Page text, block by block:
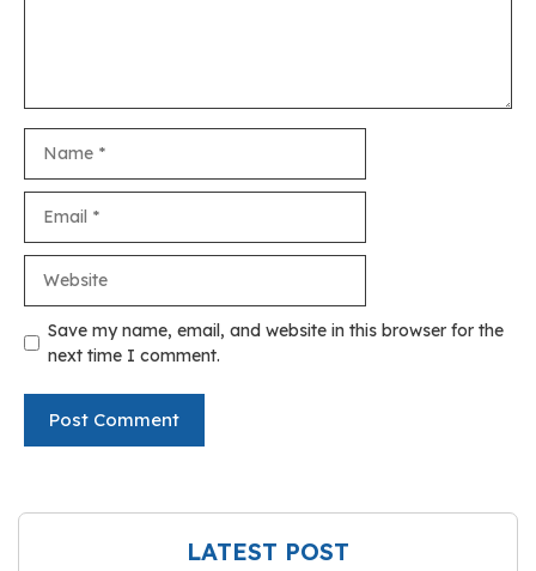
Save my name, email, and website in this browser for the
next time I comment.
LATEST POST